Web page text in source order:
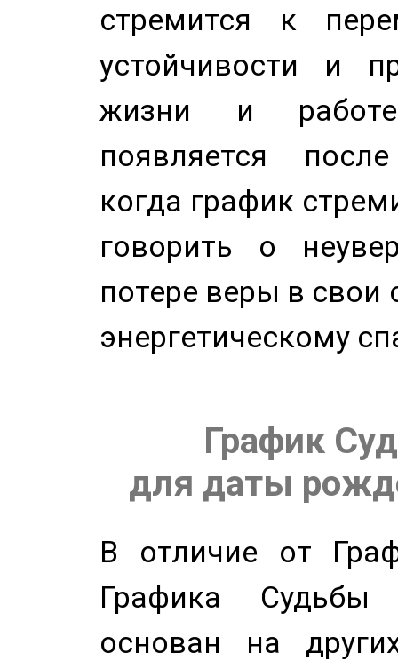
стремится к
устойчивости и
жизни и
появляется
когда график
говорить о
потере веры в свои
энергетическому
График
для даты
В отличие от
Графика
основан на